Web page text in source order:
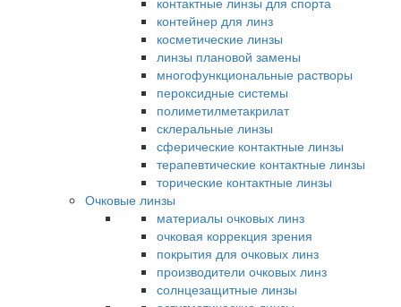
контейнер для линз
косметические линзы
линзы плановой замены
многофункциональные растворы
пероксидные системы
полиметилметакрилат
склеральные линзы
сферические контактные линзы
терапевтические контактные линзы
торические контактные линзы
Очковые линзы
материалы очковых линз
очковая коррекция зрения
покрытия для очковых линз
производители очковых линз
солнцезащитные линзы